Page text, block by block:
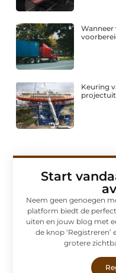
Keuring
Start
Neem geen genoegen
platform biedt de
uiten en jouw blog met
de knop
grotere